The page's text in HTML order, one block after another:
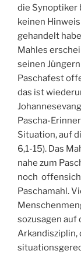
die Synoptiker
keinen
gehandelt
Mahles
seinen
Paschafest
das ist
Pascha-
Situation, auf
6,1-15). Das
nahe zum
noch
Paschamahl.
sozusagen auf
Arkandisziplin,